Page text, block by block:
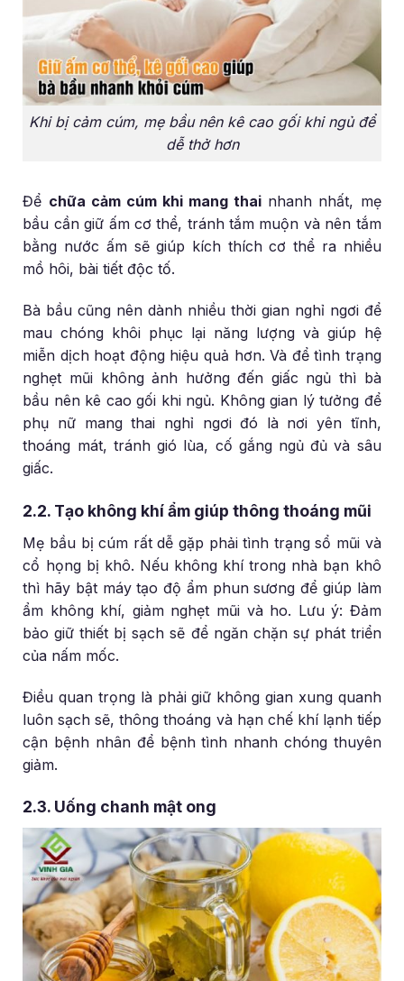
Khi bị cảm cúm, mẹ bầu nên kê cao gối khi ngủ để
dễ thở hơn
Để chữa cảm cúm khi mang thai nhanh nhất, mẹ
bầu cần giữ ấm cơ thể, tránh tắm muộn và nên tắm
bằng nước ấm sẽ giúp kích thích cơ thể ra nhiều
mồ hôi, bài tiết độc tố.
Bà bầu cũng nên dành nhiều thời gian nghỉ ngơi để
mau chóng khôi phục lại năng lượng và giúp hệ
miễn dịch hoạt động hiệu quả hơn. Và để tình trạng
nghẹt mũi không ảnh hưởng đến giấc ngủ thì bà
bầu nên kê cao gối khi ngủ. Không gian lý tưởng để
phụ nữ mang thai nghỉ ngơi đó là nơi yên tĩnh,
thoáng mát, tránh gió lùa, cố gắng ngủ đủ và sâu
giấc.
2.2. Tạo không khí ẩm giúp thông thoáng mũi
Mẹ bầu bị cúm rất dễ gặp phải tình trạng sổ mũi và
cổ họng bị khô. Nếu không khí trong nhà bạn khô
thì hãy bật máy tạo độ ẩm phun sương để giúp làm
ẩm không khí, giảm nghẹt mũi và ho. Lưu ý: Đảm
bảo giữ thiết bị sạch sẽ để ngăn chặn sự phát triển
của nấm mốc.
Điều quan trọng là phải giữ không gian xung quanh
luôn sạch sẽ, thông thoáng và hạn chế khí lạnh tiếp
cận bệnh nhân để bệnh tình nhanh chóng thuyên
giảm.
2.3. Uống chanh mật ong